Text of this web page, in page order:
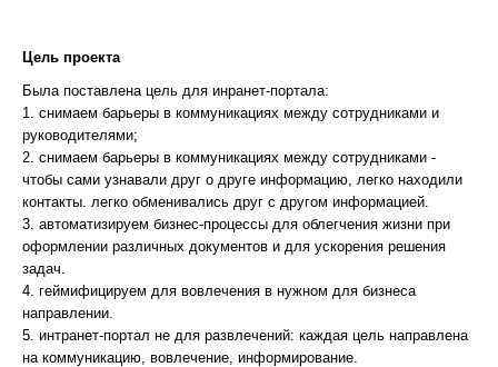
Цель проекта
Была поставлена цель для инранет-портала:
1. снимаем барьеры в коммуникациях между сотрудниками и
руководителями;
2. снимаем барьеры в коммуникациях между сотрудниками -
чтобы сами узнавали друг о друге информацию, легко находили
контакты. легко обменивались друг с другом информацией.
3. автоматизируем бизнес-процессы для облегчения жизни при
оформлении различных документов и для ускорения решения
задач.
4. геймифицируем для вовлечения в нужном для бизнеса
направлении.
5. интранет-портал не для развлечений: каждая цель направлена
на коммуникацию, вовлечение, информирование.